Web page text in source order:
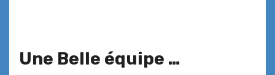
Une Belle équipe …